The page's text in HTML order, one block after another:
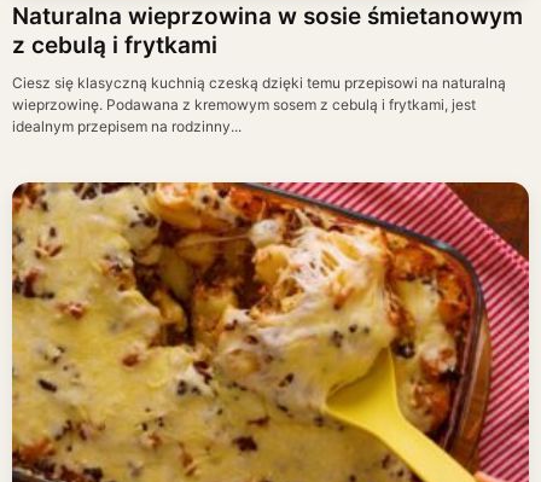
Naturalna wieprzowina w sosie śmietanowym
z cebulą i frytkami
Ciesz się klasyczną kuchnią czeską dzięki temu przepisowi na naturalną
wieprzowinę. Podawana z kremowym sosem z cebulą i frytkami, jest
idealnym przepisem na rodzinny...